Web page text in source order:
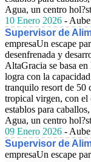
Agua, un centro
10 Enero 2026 -
Supervisor de
empresaUn escape
desenfrenada y
AltaGracia se basa
logra con la
tranquilo resort de 50
tropical virgen, con el
establos para
Agua, un centro
09 Enero 2026 -
Supervisor de
empresaUn escape